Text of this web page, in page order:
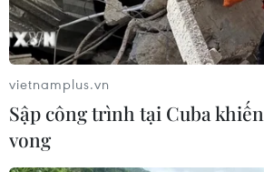
#Bãi bồi ven biển #Đường bờ biển
#Biển miền Trung
#bay quét chụp
vietnamplus.vn
Sập công trình tại Cuba
vong